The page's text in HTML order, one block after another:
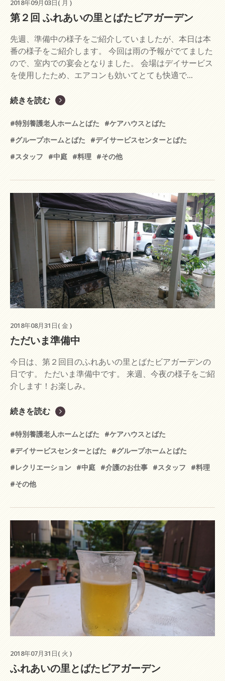
2018年09月03日( 月 )
第２回 ふれあいの里とばたビアガーデン
先週、準備中の様子をご紹介していましたが、本日は本
番の様子をご紹介します。 今回は雨の予報がでてました
ので、室内での宴会となりました。 会場はデイサービス
を使用したため、エアコンも効いてとても快適で...
続きを読む
#特別養護老人ホームとばた
#ケアハウスとばた
#グループホームとばた
#デイサービスセンターとばた
#スタッフ
#中庭 #料理 #その他
2018年08月31日( 金 )
ただいま準備中
今日は、第２回目のふれあいの里とばたビアガーデンの
日です。 ただいま準備中です。 来週、今夜の様子をご紹
介します！お楽しみ。
続きを読む
#特別養護老人ホームとばた
#ケアハウスとばた
#デイサービスセンターとばた
#グループホームとばた
#レクリエーション #中庭 #介護のお仕事 #スタッフ
#料理
#その他
2018年07月31日( 火 )
ふれあいの里とばたビアガーデン